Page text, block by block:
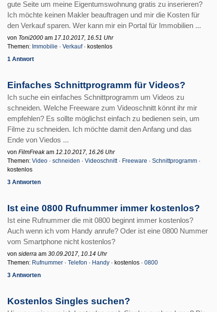
gute Seite um meine Eigentumswohnung gratis zu inserieren?
Ich möchte keinen Makler beauftragen und mir die Kosten für
den Verkauf sparen. Wer kann mir ein Portal für Immobilien ...
von Toni2000 am 17.10.2017, 16.51 Uhr
Themen: Immobilie · Verkauf· kostenlos
1 Antwort
Einfaches Schnittprogramm für Videos?
Ich suche ein einfaches Schnittprogramm um Videos zu
schneiden. Welche Freeware zum Videoschnitt könnt ihr mir
empfehlen? Es sollte möglichst einfach zu bedienen sein, um
Filme zu schneiden. Ich möchte damit den Anfang und das
Ende von Viedos ...
von FilmFreakam 12.10.2017, 16.26 Uhr
Themen: Video · schneiden · Videoschnitt· Freeware · Schnittprogramm ·
kostenlos
3 Antworten
Ist eine 0800 Rufnummer immer kostenlos?
Ist eine Rufnummer die mit 0800 beginnt immer kostenlos?
Auch wenn ich vom Handy anrufe? Oder ist eine 0800 Nummer
vom Smartphone nicht kostenlos?
von siderra am 30.09.2017, 10.14 Uhr
Themen: Rufnummer · Telefon · Handy · kostenlos · 0800
3 Antworten
Kostenlos Singles suchen?